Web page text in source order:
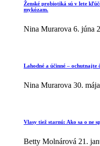
Ženské probiotiká sú v lete
mykózam.
Nina Murarova 6. júna
Lahodné a účinné –
Nina Murarova 30.
Vlasy tiež starnú: Ako sa o ne
Betty Molnárová 21.